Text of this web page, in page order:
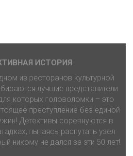
ИСТОРИЯ
из ресторанов культурной
лучшие представители
которых головоломки – это
преступление без единой
Детективы соревнуются в
пытаясь распутать узел
никому не дался за эти 50 лет!